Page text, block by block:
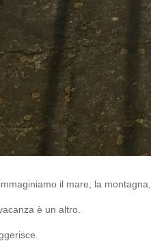
il mare, la
è un altro.